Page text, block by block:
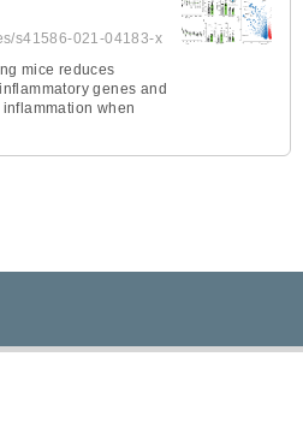
s41586-021-04183-x
mice reduces
genes and
when